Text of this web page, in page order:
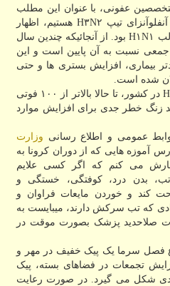
عفونی، با عنوان این مطلب
که امسال شاهد شیوع گسترده آنفلوآنزای تیپ H۳N۲ هستیم، اظهار
داشت: در سالهای گذشته تیپ غالب H۱N۱ بود. از آنجائیکه چندین سال
جمعی نسبت به آن پایین است و این
بیماری، افزایش بستری ها و حتی
شده است.
شیوع ویروس آنفلوانزا تیپ H۳N۲ در کشور، تا حالا بالاتر از ۱۰۰ فوتی
زنگ خطر جدی برای افزایش موارد
عمومی و اطلاع رسانی وزارت
آموزه هایی که از دوران کرونا به
می کنم که اگر کسی علایم
تب، بدن درد، کوفتگی، خستگی و
کند و خوردن مایعات فراوان و
که تب سرکش دارند، میبایست به
صلاحدید پزشک بصورت موقت در
فصل سرما یک پیک خفیف در مهر و
تجمعات در فضاهای بسته، پیک
شکل می گیرد. در صورت رعایت